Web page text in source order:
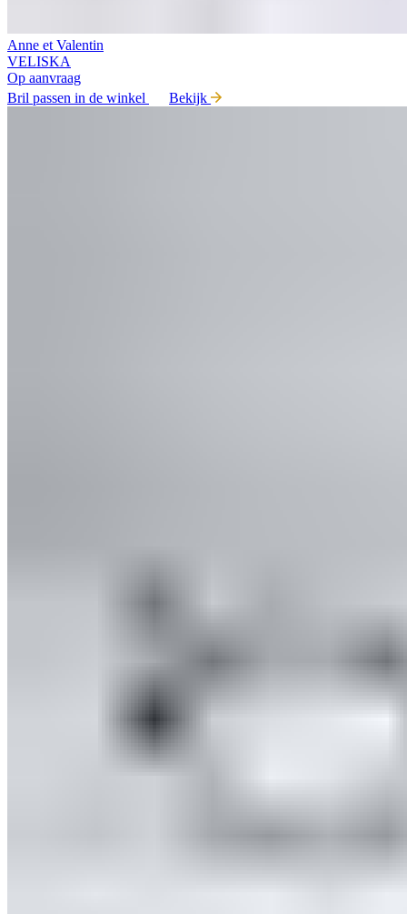
Anne et Valentin
VELISKA
Op aanvraag
Bril passen in de winkel
Bekijk